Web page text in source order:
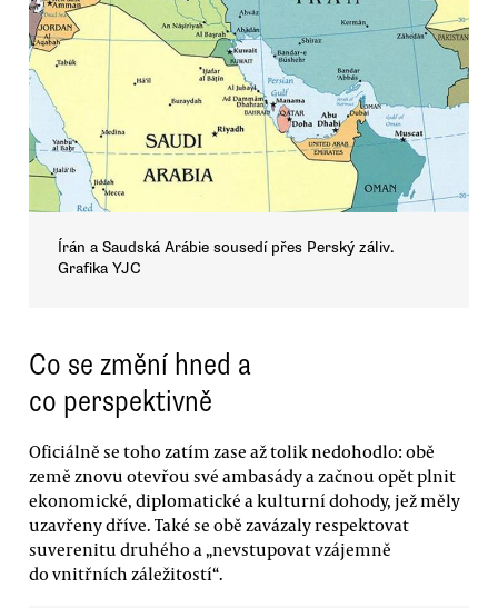
Írán a Saudská Arábie sousedí přes Perský záliv.
Grafika YJC
Co se změní hned a
co perspektivně
Oficiálně se toho zatím zase až tolik nedohodlo: obě
země znovu otevřou své ambasády a začnou opět plnit
ekonomické, diplomatické a kulturní dohody, jež měly
uzavřeny dříve. Také se obě zavázaly respektovat
suverenitu druhého a „nevstupovat vzájemně
do vnitřních záležitostí“.